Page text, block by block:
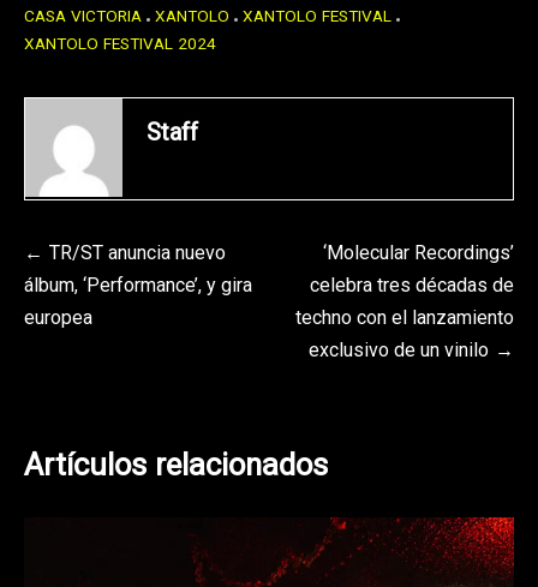
CASA VICTORIA XANTOLO XANTOLO FESTIVAL
XANTOLO FESTIVAL 2024
Staff
Navegación
de
TR/ST anuncia nuevo
álbum, ‘Performance’, y gira
europea
‘Molecular Recordings’
celebra tres décadas de
techno con el lanzamiento
exclusivo de un vinilo
Artículos relacionados